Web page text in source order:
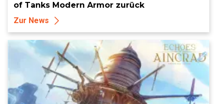
of Tanks Modern Armor zurück
Zur News